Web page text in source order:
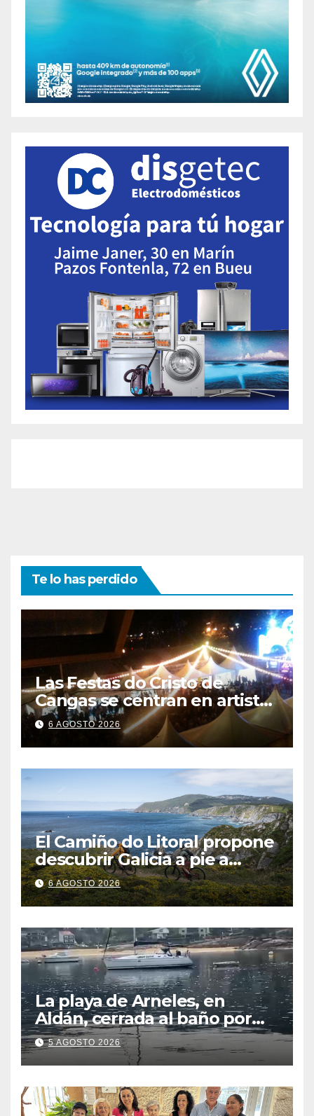
Te lo has perdido
Las Festas do Cristo de
Cangas se centran en artistas
gallegos
6 AGOSTO 2026
El Camiño do Litoral propone
descubrir Galicia a pie a
través de más de 1.300
kilómetros
6 AGOSTO 2026
La playa de Arneles, en
Aldán, cerrada al baño por
contaminación del agua tras
detectarse restos fecales
5 AGOSTO 2026